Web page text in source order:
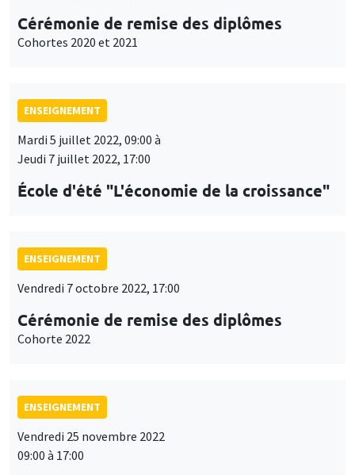
Cérémonie de remise des diplômes
Cohortes 2020 et 2021
ENSEIGNEMENT
Mardi 5 juillet 2022, 09:00 à
Jeudi 7 juillet 2022, 17:00
École d'été "L'économie de la croissance"
ENSEIGNEMENT
Vendredi 7 octobre 2022, 17:00
Cérémonie de remise des diplômes
Cohorte 2022
ENSEIGNEMENT
Vendredi 25 novembre 2022
09:00 à 17:00